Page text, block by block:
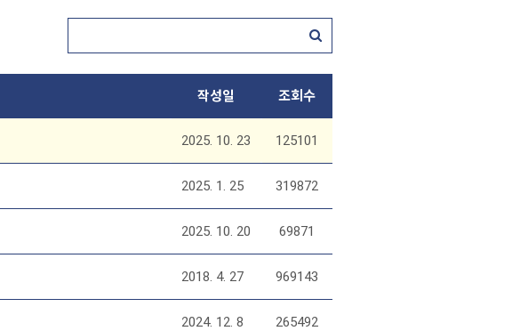
작성일 조회수
2025. 10. 23 125101
2025. 1. 25 319872
2025. 10. 20 69871
2018. 4. 27 969143
2024. 12. 8 265492